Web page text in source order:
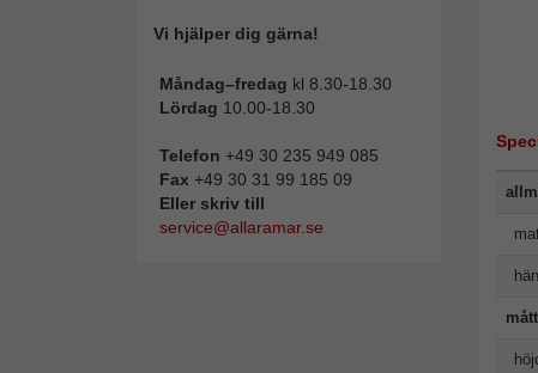
Vi hjälper dig gärna!
Måndag–fredag kl 8.30-18.30
Lördag 10.00-18.30
Telefon +49 30 235 949 085
Fax +49 30 31 99 185 09
Eller skriv till
service@allaramar.se
mått